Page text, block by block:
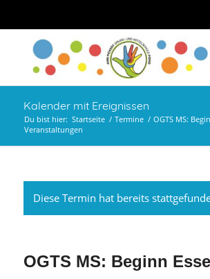
Kalender mit Ereignissen
Du bist hier: Startseite / Termine / OGTS MS:
Veranstaltungen
Diese Termin hat bereits
OGTS MS: Beginn